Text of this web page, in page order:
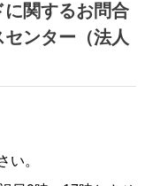
に関するお問合
ンター（法人
い。